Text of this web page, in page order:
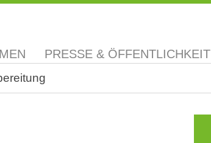
PRESSE & ÖFFENTLICHKEIT